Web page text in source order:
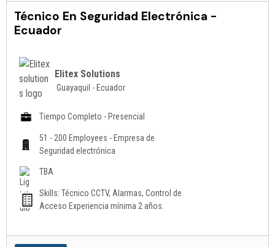
Técnico En Seguridad Electrónica -
Ecuador
Elitex Solutions
Guayaquil - Ecuador
Tiempo Completo - Presencial
51 - 200 Employees - Empresa de
Seguridad electrónica
TBA
Skills: Técnico CCTV, Alarmas, Control de
Acceso Experiencia mínima 2 años.